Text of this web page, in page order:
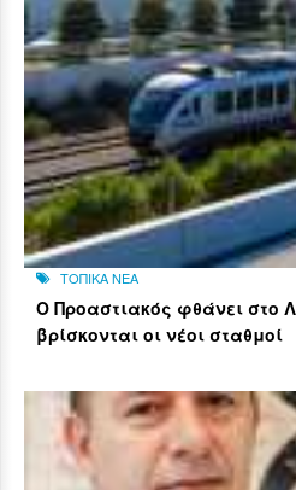
ΤΟΠΙΚΑ ΝΕΑ
Ο Προαστιακός φθάνει στο
βρίσκονται οι νέοι σταθμοί